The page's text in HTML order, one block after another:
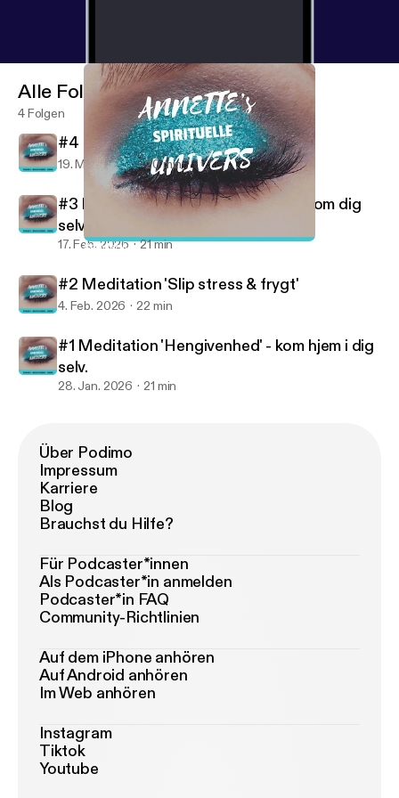
#4 Meditation 'Åbn din seksualitet'
Alle Folgen
4 Folgen
#4 Meditation 'Åbn din seksualitet'
19. März 2026 20 min
#3 Meditation 'Slip negative tanker om dig
selv'
17. Feb. 2026 21 min
#2 Meditation 'Slip stress & frygt'
4. Feb. 2026 22 min
#1 Meditation 'Hengivenhed' - kom hjem i dig
selv.
28. Jan. 2026 21 min
Über Podimo
Impressum
Karriere
Blog
Brauchst du Hilfe?
Für Podcaster*innen
Als Podcaster*in anmelden
Podcaster*in FAQ
Community-Richtlinien
Auf dem iPhone anhören
Auf Android anhören
Im Web anhören
Instagram
Tiktok
Youtube